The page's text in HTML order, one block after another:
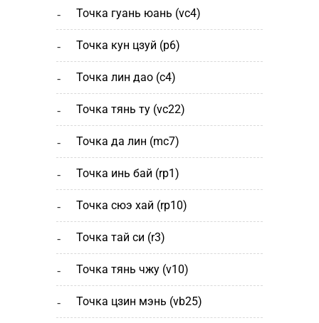
точка гуань юань (vc4)
точка кун цзуй (р6)
точка лин дао (c4)
точка тянь ту (vc22)
точка да лин (mc7)
точка инь бай (rp1)
точка сюэ хай (rp10)
точка тай си (r3)
точка тянь чжу (v10)
точка цзин мэнь (vb25)